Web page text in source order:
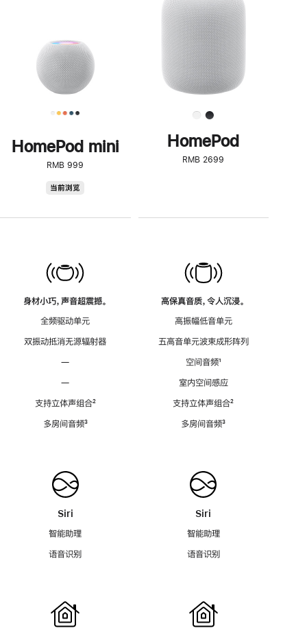
HomePod mini
RMB 999
当前浏览
身材小巧，声音超震撼。
全频驱动单元
双振动抵消无源辐射器
—
—
支持立体声组合脚
²
多房间音频脚
³
Siri
智能助理
语音识别
了
解
HomePod<
HomePod
RMB 2699
高保真音质，令人沉浸。
高振幅低音单元
五高音单元波束成形阵列
空间音频脚
¹
室内空间感应
支持立体声组合脚
²
多房间音频脚
³
Siri
智能助理
语音识别